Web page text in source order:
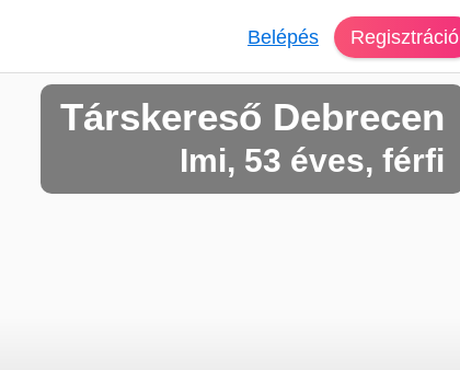
Belépés Regisztráció
Társkereső Debrecen
Imi, 53 éves, férfi